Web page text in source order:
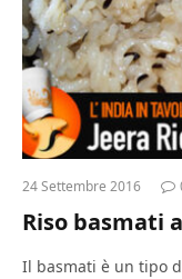
24 Settembre 2016
Riso basmati
Il basmati è un tipo